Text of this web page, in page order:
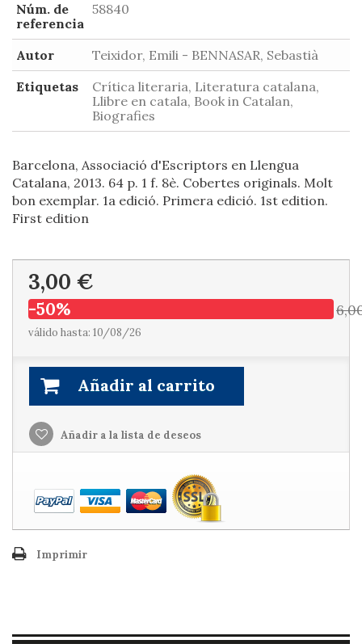
Núm. de
referencia
58840
Autor
Teixidor, Emili - BENNASAR, Sebastià
Etiquetas
Crítica literaria, Literatura catalana,
Llibre en catala, Book in Catalan,
Biografies
Barcelona, Associació d'Escriptors en Llengua
Catalana, 2013. 64 p. 1 f. 8è. Cobertes originals. Molt
bon exemplar. 1a edició. Primera edició. 1st edition.
First edition
3,00 €
-50%
válido hasta: 10/08/26
Añadir al carrito
Añadir a la lista de deseos
Imprimir